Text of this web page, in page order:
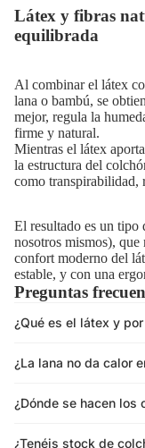
Látex y fibras
equilibrada
Al combinar el látex
lana o bambú, se
mejor, regula la
firme y natural.
Mientras el látex
la estructura del
como transpirabilidad,
El resultado es un tipo
nosotros mismos),
confort moderno del
estable, y con una
Preguntas
¿Qué es el látex y
¿La lana no da calor
¿Dónde se hacen los
¿Tenéis stock de